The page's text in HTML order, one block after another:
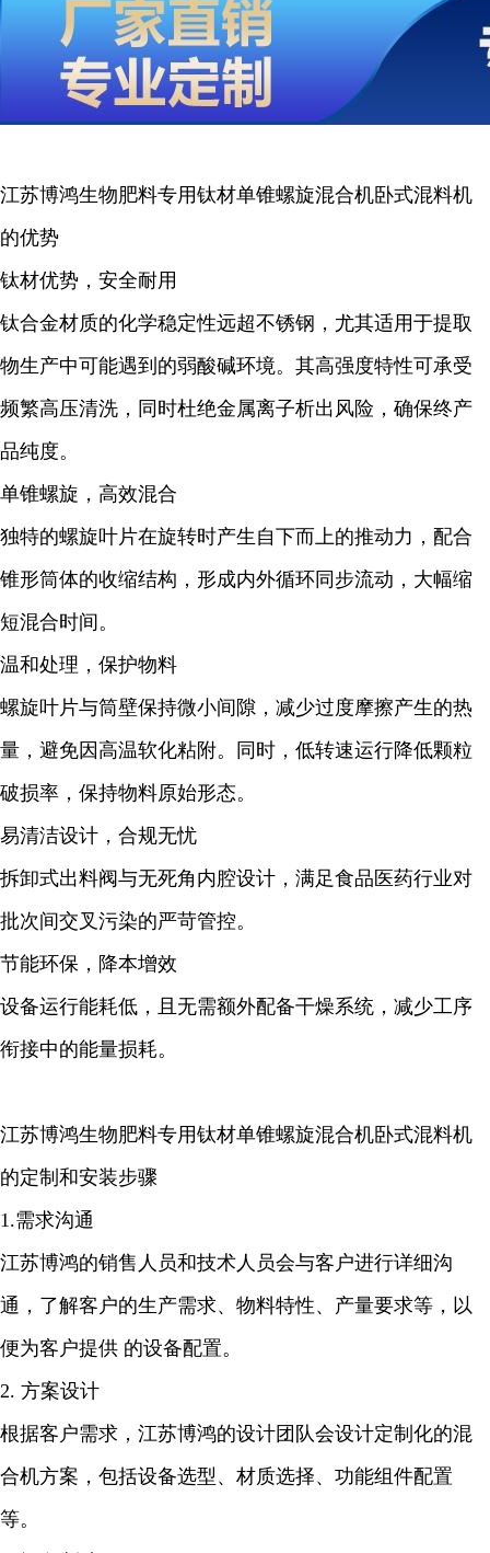
江苏博鸿生物肥料专用钛材单锥螺旋混合机卧式混料机
的优势
钛材优势，安全耐用
钛合金材质的化学稳定性远超不锈钢，尤其适用于提取
物生产中可能遇到的弱酸碱环境。其高强度特性可承受
频繁高压清洗，同时杜绝金属离子析出风险，确保终产
品纯度。
单锥螺旋，高效混合
独特的螺旋叶片在旋转时产生自下而上的推动力，配合
锥形筒体的收缩结构，形成内外循环同步流动，大幅缩
短混合时间。
温和处理，保护物料
螺旋叶片与筒壁保持微小间隙，减少过度摩擦产生的热
量，避免因高温软化粘附。同时，低转速运行降低颗粒
破损率，保持物料原始形态。
易清洁设计，合规无忧
拆卸式出料阀与无死角内腔设计，满足食品医药行业对
批次间交叉污染的严苛管控。
节能环保，降本增效
设备运行能耗低，且无需额外配备干燥系统，减少工序
衔接中的能量损耗。
江苏博鸿生物肥料专用钛材单锥螺旋混合机卧式混料机
的定制和安装步骤
1.需求沟通
江苏博鸿的销售人员和技术人员会与客户进行详细沟
通，了解客户的生产需求、物料特性、产量要求等，以
便为客户提供 的设备配置。
2. 方案设计
根据客户需求，江苏博鸿的设计团队会设计定制化的混
合机方案，包括设备选型、材质选择、功能组件配置
等。